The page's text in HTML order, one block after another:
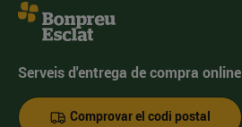
Serveis d'entrega de compra online
Comprovar el codi postal